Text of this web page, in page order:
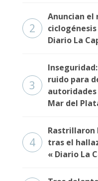
2
Anuncian el
Diario La
3
ruido para
autoridades
Mar del
4
Rastrillaron
tras el
« Diario La